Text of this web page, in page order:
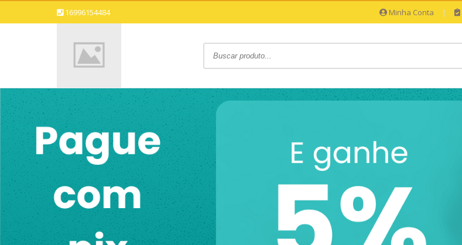
16996154484 Minha Conta |